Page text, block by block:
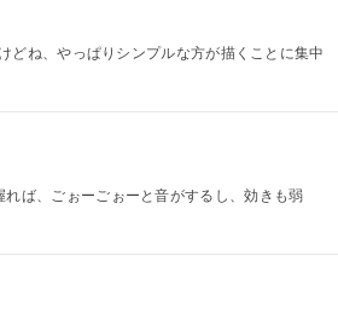
どね、やっぱりシンプルな方が描くことに集中
ば、ごぉーごぉーと音がするし、効きも弱